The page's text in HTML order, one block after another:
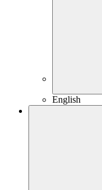
English